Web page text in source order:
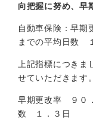
向把握に努め、早
自動車保険：早
までの平均日数
上記指標につき
せていただきます。
早期更改率 ９０
数 １．３日